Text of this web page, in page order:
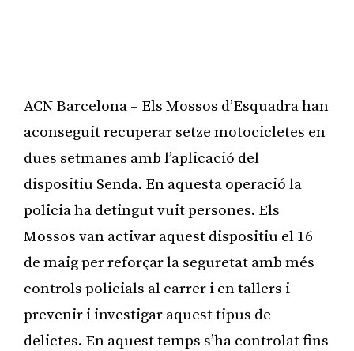
ACN Barcelona – Els Mossos d’Esquadra han
aconseguit recuperar setze motocicletes en
dues setmanes amb l’aplicació del
dispositiu Senda. En aquesta operació la
policia ha detingut vuit persones. Els
Mossos van activar aquest dispositiu el 16
de maig per reforçar la seguretat amb més
controls policials al carrer i en tallers i
prevenir i investigar aquest tipus de
delictes. En aquest temps s’ha controlat fins